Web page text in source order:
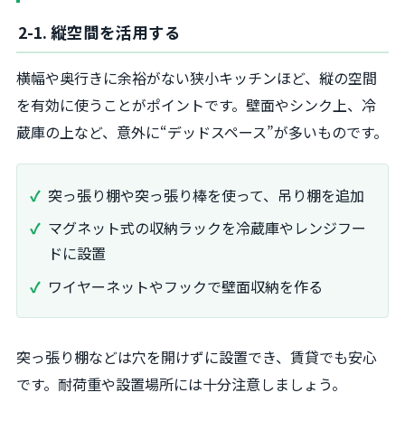
2-1. 縦空間を活用する
横幅や奥行きに余裕がない狭小キッチンほど、縦の空間
を有効に使うことがポイントです。壁面やシンク上、冷
蔵庫の上など、意外に“デッドスペース”が多いものです。
突っ張り棚や突っ張り棒を使って、吊り棚を追加
マグネット式の収納ラックを冷蔵庫やレンジフー
ドに設置
ワイヤーネットやフックで壁面収納を作る
突っ張り棚などは穴を開けずに設置でき、賃貸でも安心
です。耐荷重や設置場所には十分注意しましょう。